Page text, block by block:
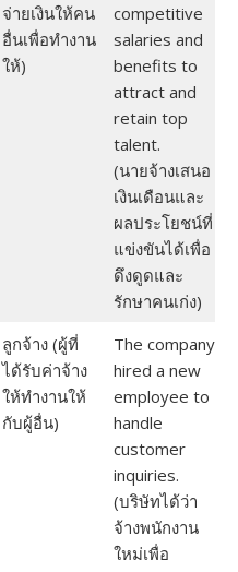
จ่ายเงินให้คน
อื่นเพื่อทำงาน
ให้)
competitive
salaries and
benefits to
attract and
retain top
talent.
(นายจ้างเสนอ
เงินเดือนและ
ผลประโยชน์ที่
แข่งขันได้เพื่อ
ดึงดูดและ
รักษาคนเก่ง)
ลูกจ้าง (ผู้ที่
ได้รับค่าจ้าง
ให้ทำงานให้
กับผู้อื่น)
The company
hired a new
employee to
handle
customer
inquiries.
(บริษัทได้ว่า
จ้างพนักงาน
ใหม่เพื่อ